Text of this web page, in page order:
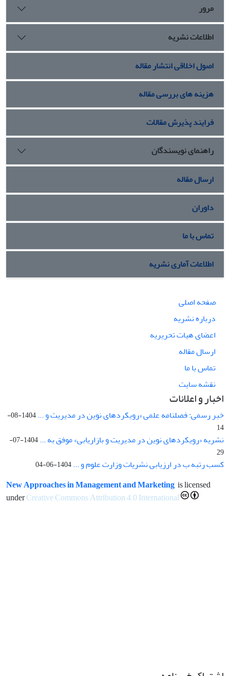
مرور
اطلاعات نشریه
اصول اخلاقی انتشار مقاله
هزینه های بررسی مقاله
فرایند پذیرش مقالات
راهنمای نویسندگان
ارسال مقاله
داوران
تماس با ما
اطلاعات آماری نشریه
صفحه اصلی
درباره نشریه
اعضای هیات تحریریه
ارسال مقاله
تماس با ما
نقشه سایت
اخبار و اعلانات
خبر رسمی: فصلنامه علمی «رویکردهای نوین در مدیریت و ...
1404-08-
14
نشریه «رویکردهای نوین در مدیریت و بازاریابی» موفق به ...
1404-07-
29
کسب رتبه ب در ارزیابی نشریات وزارت علوم و ...1404-06-04
New Approaches in Management and Marketing is licensed
underCreative Commons Attribution 4.0 International